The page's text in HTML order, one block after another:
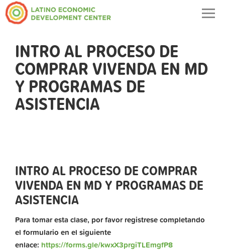
INTRO AL PROCESO DE
COMPRAR VIVENDA EN MD
Y PROGRAMAS DE
ASISTENCIA
INTRO AL PROCESO DE COMPRAR
VIVENDA EN MD Y PROGRAMAS DE
ASISTENCIA
Para tomar esta clase, por favor registrese completando
el formulario en el siguiente
enlace: https://forms.gle/kwxX3prgiTLEmgfP8